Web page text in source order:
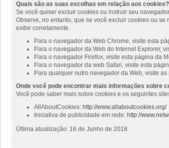
Quais são as suas escolhas em relação aos cookies?
Se você quiser excluir cookies ou instruir seu
Observe, no entanto, que se você excluir cookies ou
exibir corretamente.
Para o navegador da Web Chrome, visite esta
Para o navegador da Web do Internet Explorer,
Para o navegador Firefox, visite esta página da
Para o navegador da web Safari, visite esta
Para qualquer outro navegador da Web, visite
Onde você pode encontrar mais informações sobre
Você pode saber mais sobre cookies e os seguintes
AllAboutCookies: http://www.allaboutcookies.org/
Iniciativa de publicidade em rede: http://
Última atualização: 16 de Junho de 2018